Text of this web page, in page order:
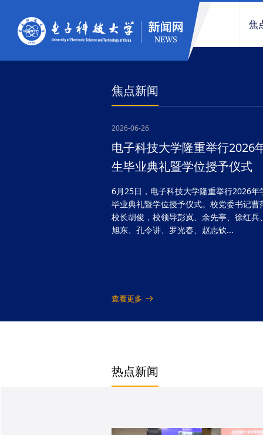
焦
焦点新闻
2026-06-26
电子科技大学隆重举行2026
生毕业典礼暨学位授予仪式
6月25日，电子科技大学隆重举行2026年
毕业典礼暨学位授予仪式。校党委书记曹
校长胡俊，校领导彭岚、余先亭、徐红兵
旭东、孔令讲、罗光春、赵志钦...
查看更多
热点新闻